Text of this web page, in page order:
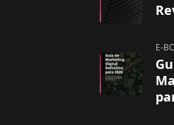
E-